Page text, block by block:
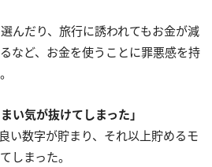
んだり、旅行に誘われてもお金が減
など、お金を使うことに罪悪感を持
い気が抜けてしまった」
い数字が貯まり、それ以上貯めるモ
しまった。